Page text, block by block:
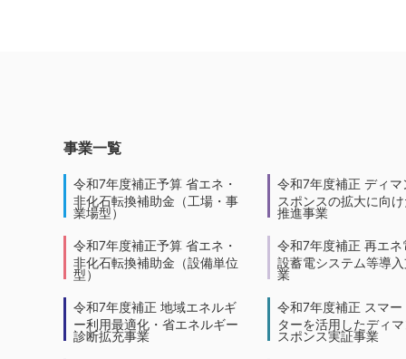
事業一覧
令和7年度補正予算 省エネ・
非化石転換補助金（工場・事
業場型）
令和7年度補正予算 省エネ・
非化石転換補助金（設備単位
型）
令和7年度補正 地域エネルギ
ー利用最適化・省エネルギー
診断拡充事業
令和7年度補正 ディマ
スポンスの拡大に向
推進事業
令和7年度補正 再エネ
設蓄電システム等導
業
令和7年度補正 スマー
ターを活用したディ
スポンス実証事業